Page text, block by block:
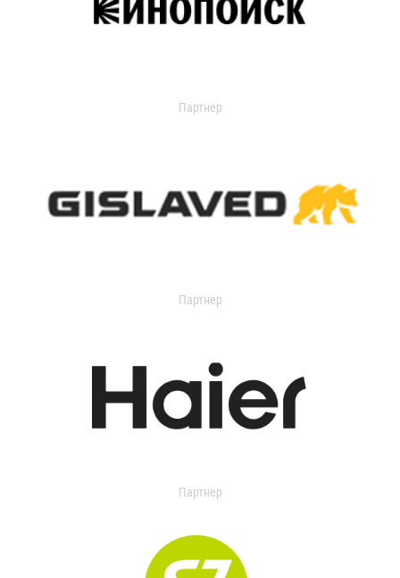
Партнер
Партнер
Партнер